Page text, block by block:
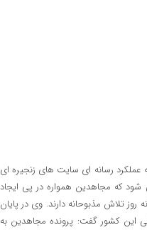
عملکرد رسانه ای سایت های زنجیره ای
که مجاهدین همواره در پی ایجاد
تلاش مذبوحانه دارند. وی در پایان
این کشور گفت: پرونده مجاهدین به